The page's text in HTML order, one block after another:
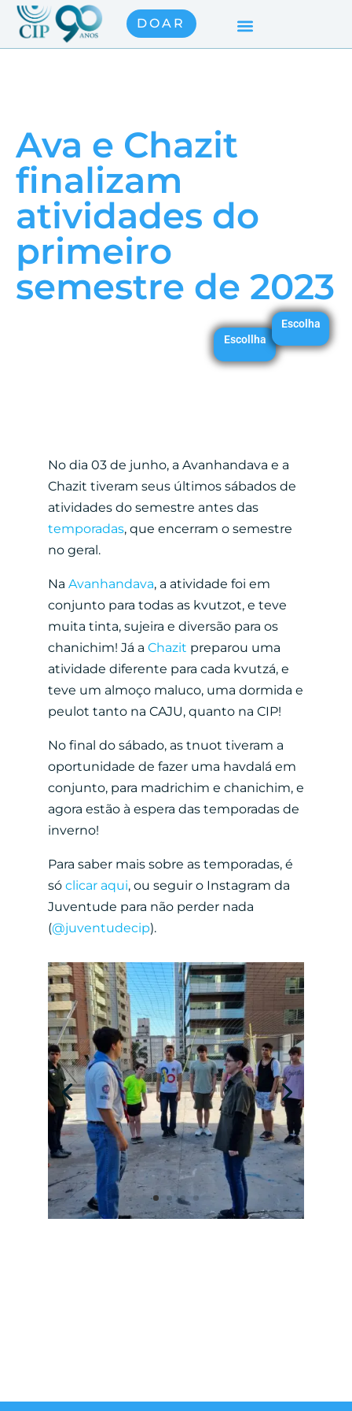
DOAR
Ava e Chazit
finalizam
atividades do
primeiro
semestre de 2023
Escollha
Escolha
No dia 03 de junho, a Avanhandava e a
Chazit tiveram seus últimos sábados de
atividades do semestre antes das
temporadas, que encerram o semestre
no geral.
Na Avanhandava, a atividade foi em
conjunto para todas as kvutzot, e teve
muita tinta, sujeira e diversão para os
chanichim! Já a Chazit preparou uma
atividade diferente para cada kvutzá, e
teve um almoço maluco, uma dormida e
peulot tanto na CAJU, quanto na CIP!
No final do sábado, as tnuot tiveram a
oportunidade de fazer uma havdalá em
conjunto, para madrichim e chanichim, e
agora estão à espera das temporadas de
inverno!
Para saber mais sobre as temporadas, é
só clicar aqui, ou seguir o Instagram da
Juventude para não perder nada
(@juventudecip).